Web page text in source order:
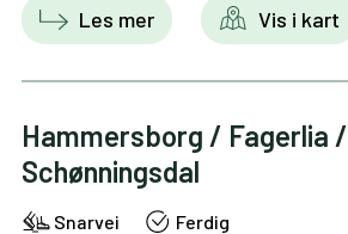
Les mer Vis i kart
Hammersborg / Fagerlia /
Schønningsdal
Snarvei Ferdig